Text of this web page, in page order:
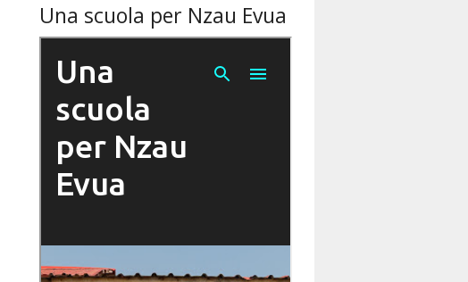
Una scuola per Nzau Evua